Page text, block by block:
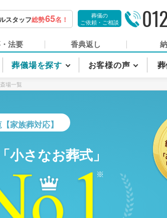
スタッフ総勢65名！
葬儀の
ご依頼・ご相談
法要 香典返し
葬儀場を探す お客様の声
場一覧
家族葬対応】
さなお葬式」